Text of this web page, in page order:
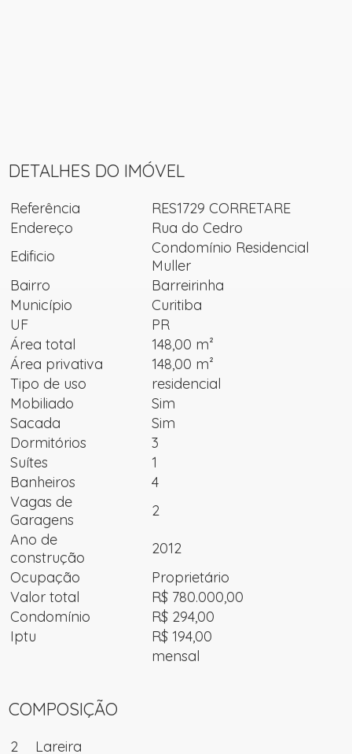
DETALHES DO IMÓVEL
Referência
RES1729 CORRETARE
Endereço
Rua do Cedro
Edificio
Condomínio Residencial
Muller
Bairro
Barreirinha
Município
Curitiba
UF
PR
Área total
148,00 m²
Área privativa
148,00 m²
Tipo de uso
residencial
Mobiliado
Sim
Sacada
Sim
Dormitórios
3
Suítes
1
Banheiros
4
Vagas de
Garagens
2
Ano de
construção
2012
Ocupação
Proprietário
Valor total
R$ 780.000,00
Condomínio
R$ 294,00
Iptu
R$ 194,00
mensal
COMPOSIÇÃO
2 Lareira